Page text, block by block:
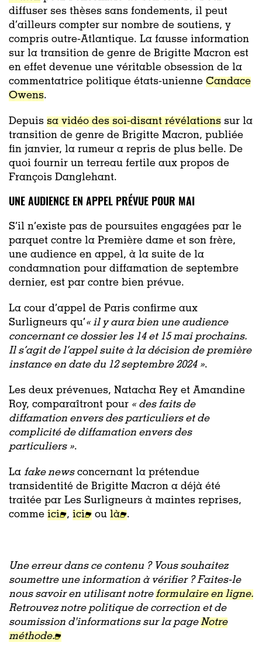
diffuser ses thèses sans fondements, il peut
d’ailleurs compter sur nombre de soutiens, y
compris outre-Atlantique. La fausse information
sur la transition de genre de Brigitte Macron est
en effet devenue une véritable obsession de la
commentatrice politique états-unienne Candace
Owens.
Depuis sa vidéo des soi-disant révélations sur la
transition de genre de Brigitte Macron, publiée
fin janvier, la rumeur a repris de plus belle. De
quoi fournir un terreau fertile aux propos de
François Danglehant.
UNE AUDIENCE EN APPEL PRÉVUE POUR MAI
S’il n’existe pas de poursuites engagées par le
parquet contre la Première dame et son frère,
une audience en appel, à la suite de la
condamnation pour diffamation de septembre
dernier, est par contre bien prévue.
La cour d’appel de Paris confirme aux
Surligneurs qu’« il y aura bien une audience
concernant ce dossier les 14 et 15 mai prochains.
Il s’agit de l’appel suite à la décision de première
instance en date du 12 septembre 2024 ».
Les deux prévenues, Natacha Rey et Amandine
Roy, comparaîtront pour « des faits de
diffamation envers des particuliers et de
complicité de diffamation envers des
particuliers ».
La fake newsconcernant la prétendue
transidentité de Brigitte Macron a déjà été
traitée par Les Surligneurs à maintes reprises,
comme ici , ici ou là .
Une erreur dans ce contenu ? Vous souhaitez
soumettre une information à vérifier ? Faites-le
nous savoir en utilisant notreformulaire en ligne.
Retrouvez notre politique de correction et de
soumission d'informations sur la pageNotre
méthode.